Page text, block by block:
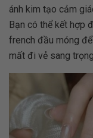
ánh kim tạo cảm
Bạn có thể kết hợp
french đầu móng
mất đi vẻ sang